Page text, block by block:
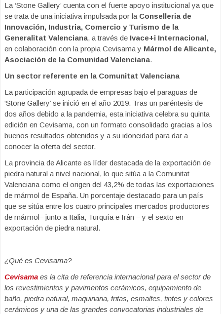
La ‘Stone Gallery’ cuenta con el fuerte apoyo institucional ya que
se trata de una iniciativa impulsada por la Conselleria de
Innovación, Industria, Comercio y Turismo de la
Generalitat Valenciana, a través de Ivace+i Internacional,
en colaboración con la propia Cevisama y Mármol de Alicante,
Asociación de la Comunidad Valenciana.
Un sector referente en la Comunitat Valenciana
La participación agrupada de empresas bajo el paraguas de
‘Stone Gallery’ se inició en el año 2019. Tras un paréntesis de
dos años debido a la pandemia, esta iniciativa celebra su quinta
edición en Cevisama, con un formato consolidado gracias a los
buenos resultados obtenidos y a su idoneidad para dar a
conocer la oferta del sector.
La provincia de Alicante es líder destacada de la exportación de
piedra natural a nivel nacional, lo que sitúa a la Comunitat
Valenciana como el origen del 43,2% de todas las exportaciones
de mármol de España. Un porcentaje destacado para un país
que se sitúa entre los cuatro principales mercados productores
de mármol– junto a Italia, Turquía e Irán – y el sexto en
exportación de piedra natural.
¿Qué es Cevisama?
Cevisama es la cita de referencia internacional para el sector de
los revestimientos y pavimentos cerámicos, equipamiento de
baño, piedra natural, maquinaria, fritas, esmaltes, tintes y colores
cerámicos y una de las grandes convocatorias industriales de